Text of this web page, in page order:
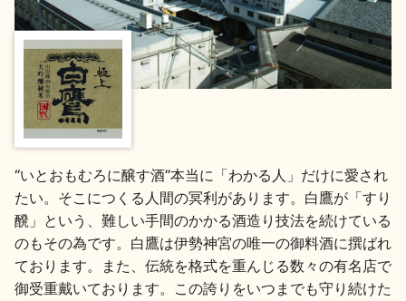
地酒用語集 地酒解体新書
お楽しみコンテンツ
歳時記 地酒蔵元会検定
“いとおもむろに醸す酒”本当に「わかる人」だけに愛され
たい。そこにつくる人間の冥利があります。白鷹が「すり
醗」という、難しい手間のかかる酒造り技法を続けている
のもその為です。白鷹は伊勢神宮の唯一の御料酒に撰ばれ
ております。また、伝統を格式を重んじる数々の有名店で
御受重戴いております。この誇りをいつまでも守り続けた